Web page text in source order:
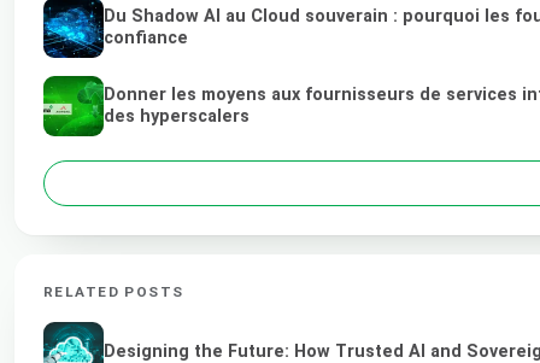
Du Shadow AI au Cloud souverain : pourquoi les
confiance
Donner les moyens aux fournisseurs de services
des hyperscalers
RELATED POSTS
Designing the Future: How Trusted AI and